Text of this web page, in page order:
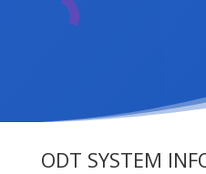
ODT SYSTEM